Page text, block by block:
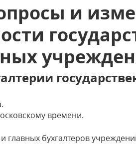
и
времени.
и главных бухгалтеров